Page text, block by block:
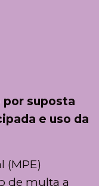
suposta
e uso da
(MPE)
de multa a